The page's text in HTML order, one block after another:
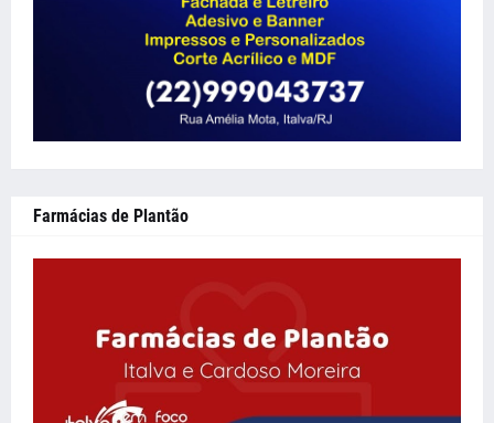
Farmácias de Plantão